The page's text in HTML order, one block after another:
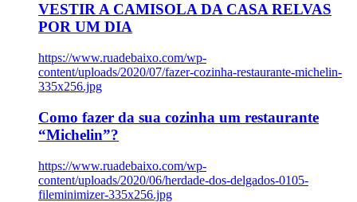
VESTIR A CAMISOLA DA CASA RELVAS
POR UM DIA
https://www.ruadebaixo.com/wp-
content/uploads/2020/07/fazer-cozinha-restaurante-michelin-
335x256.jpg
Como fazer da sua cozinha um restaurante
“Michelin”?
https://www.ruadebaixo.com/wp-
content/uploads/2020/06/herdade-dos-delgados-0105-
fileminimizer-335x256.jpg